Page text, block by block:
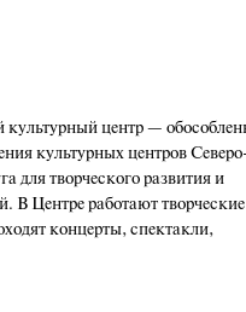
центр —
культурных центров
для творческого развития и
В Центре работают творческие
концерты, спектакли,